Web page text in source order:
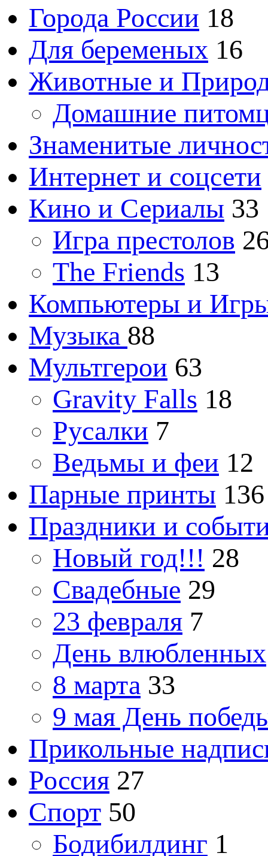
Города России 18
Для беременых 16
Животные и
Домашние
Знаменитые
Интернет и соцсети
Кино и Сериалы 33
Игра престолов
The Friends 13
Компьютеры и
Музыка 88
Мультгерои 63
Gravity Falls 18
Русалки 7
Ведьмы и феи 12
Парные принты 136
Праздники и
Новый год!!! 28
Свадебные 29
23 февраля 7
День влюбленных
8 марта 33
9 мая День
Прикольные
Россия 27
Спорт 50
Бодибилдинг 1